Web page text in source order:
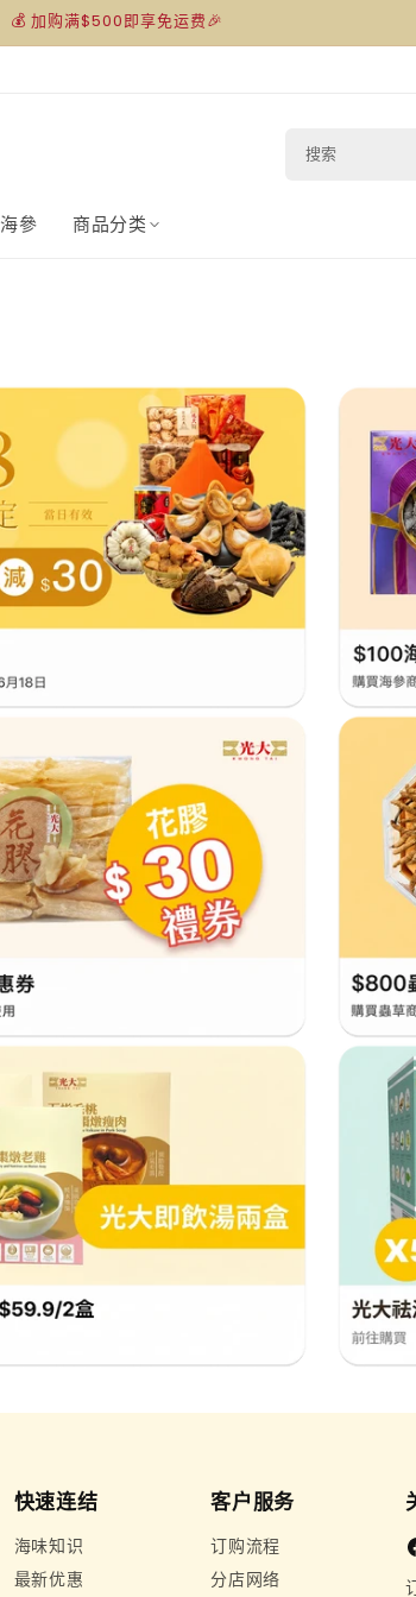
💰 加购满$500即享免运费🎉
海參 商品分类
快速连结
海味知识
最新优惠
客户服务
订购流程
分店网络